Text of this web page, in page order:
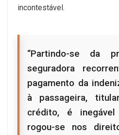
incontestável.
“Partindo-se da
seguradora
pagamento da
à passageira,
crédito, é
rogou-se nos